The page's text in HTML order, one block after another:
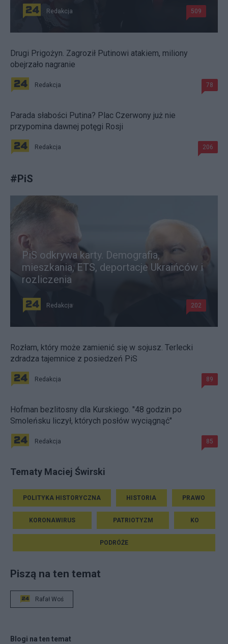
Redakcja 509
Drugi Prigożyn. Zagroził Putinowi atakiem, miliony
obejrzało nagranie
Redakcja 78
Parada słabości Putina? Plac Czerwony już nie
przypomina dawnej potęgi Rosji
Redakcja 206
#PiS
PiS odkrywa karty. Demografia,
mieszkania, ETS, deportacje Ukraińców i
rozliczenia
Redakcja 202
Rozłam, który może zamienić się w sojusz. Terlecki
zdradza tajemnice z posiedzeń PiS
Redakcja 89
Hofman bezlitosny dla Kurskiego. "48 godzin po
Smoleńsku liczył, których posłów wyciągnąć"
Redakcja 85
Tematy Maciej Świrski
POLITYKA HISTORYCZNA HISTORIA PRAWO
KORONAWIRUS PATRIOTYZM KO
PODRÓŻE
Piszą na ten temat
Rafał Woś
Blogi na ten temat